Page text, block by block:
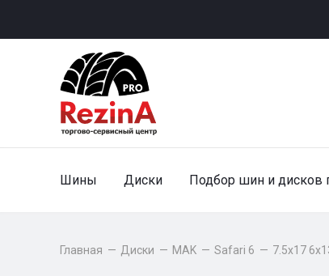
Шины Диски Подбор шин и дисков
Главная — Диски — MAK — Safari 6 — 7.5x17